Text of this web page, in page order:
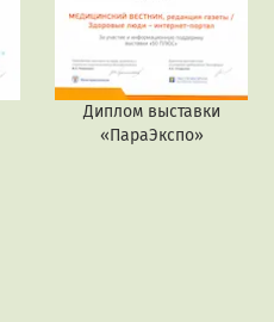
Диплом выставки
«ПараЭкспо»